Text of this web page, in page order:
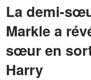
La demi-
Markle a
sœur en
Harry